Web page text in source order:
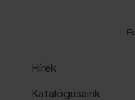
Hírek
Katalógusaink